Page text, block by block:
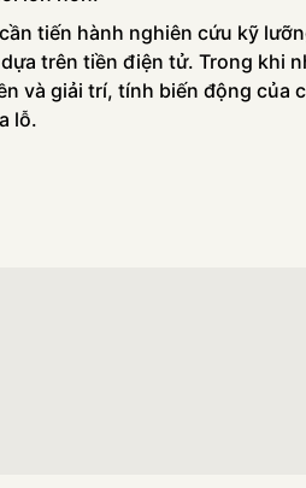
tiến hành nghiên cứu kỹ
trên tiền điện tử. Trong khi
và giải trí, tính biến động của
lỗ.